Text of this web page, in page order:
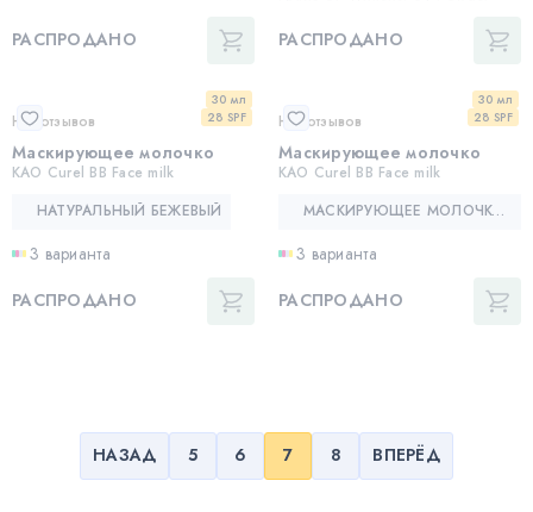
РАСПРОДАНО РАСПРОДАНО
30 мл
28 SPF
Нет отзывов
Маскирующее молочко
KAO Curel BB Face milk
НАТУРАЛЬНЫЙ БЕЖЕВЫЙ
3 варианта
РАСПРОДАНО
30 мл
28 SPF
Нет отзывов
Маскирующее молочко
KAO Curel BB Face milk
МАСКИРУЮЩЕЕ МОЛОЧКО — KAO CUREL BB FACE MILK
3 варианта
РАСПРОДАНО
НАЗАД 5 6 7 8 ВПЕРЁД